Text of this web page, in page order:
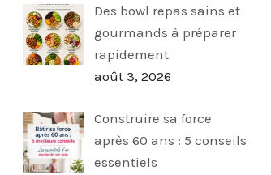
Des bowl repas sains et
gourmands à préparer
rapidement
août 3, 2026
Construire sa force
après 60 ans : 5 conseils
essentiels